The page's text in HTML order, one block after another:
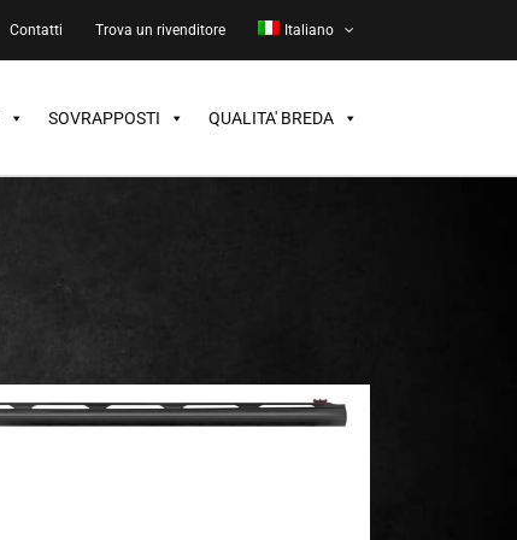
Contatti Trova un rivenditore Italiano
SOVRAPPOSTI QUALITA' BREDA